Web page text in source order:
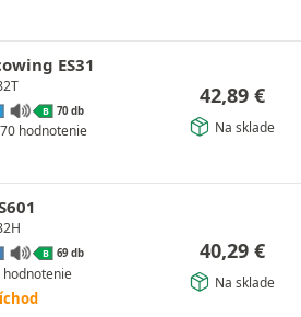
ES31
B 70 db
hodnotenie
42,89 €
Na sklade
B 69 db
hodnotenie
40,29 €
Na sklade